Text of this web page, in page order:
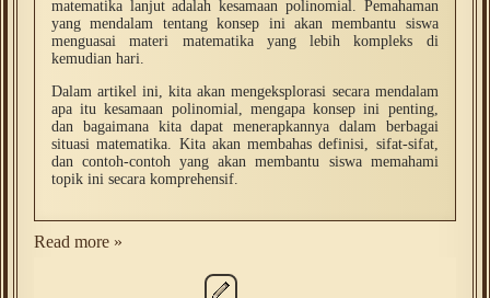
matematika lanjut adalah kesamaan polinomial. Pemahaman
yang mendalam tentang konsep ini akan membantu siswa
menguasai materi matematika yang lebih kompleks di
kemudian hari.
Dalam artikel ini, kita akan mengeksplorasi secara mendalam
apa itu kesamaan polinomial, mengapa konsep ini penting,
dan bagaimana kita dapat menerapkannya dalam berbagai
situasi matematika. Kita akan membahas definisi, sifat-sifat,
dan contoh-contoh yang akan membantu siswa memahami
topik ini secara komprehensif.
Read more »